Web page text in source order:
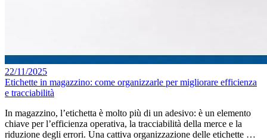
22/11/2025
Etichette in magazzino: come organizzarle per migliorare efficienza
e tracciabilità
In magazzino, l’etichetta è molto più di un adesivo: è un elemento
chiave per l’efficienza operativa, la tracciabilità della merce e la
riduzione degli errori. Una cattiva organizzazione delle etichette …